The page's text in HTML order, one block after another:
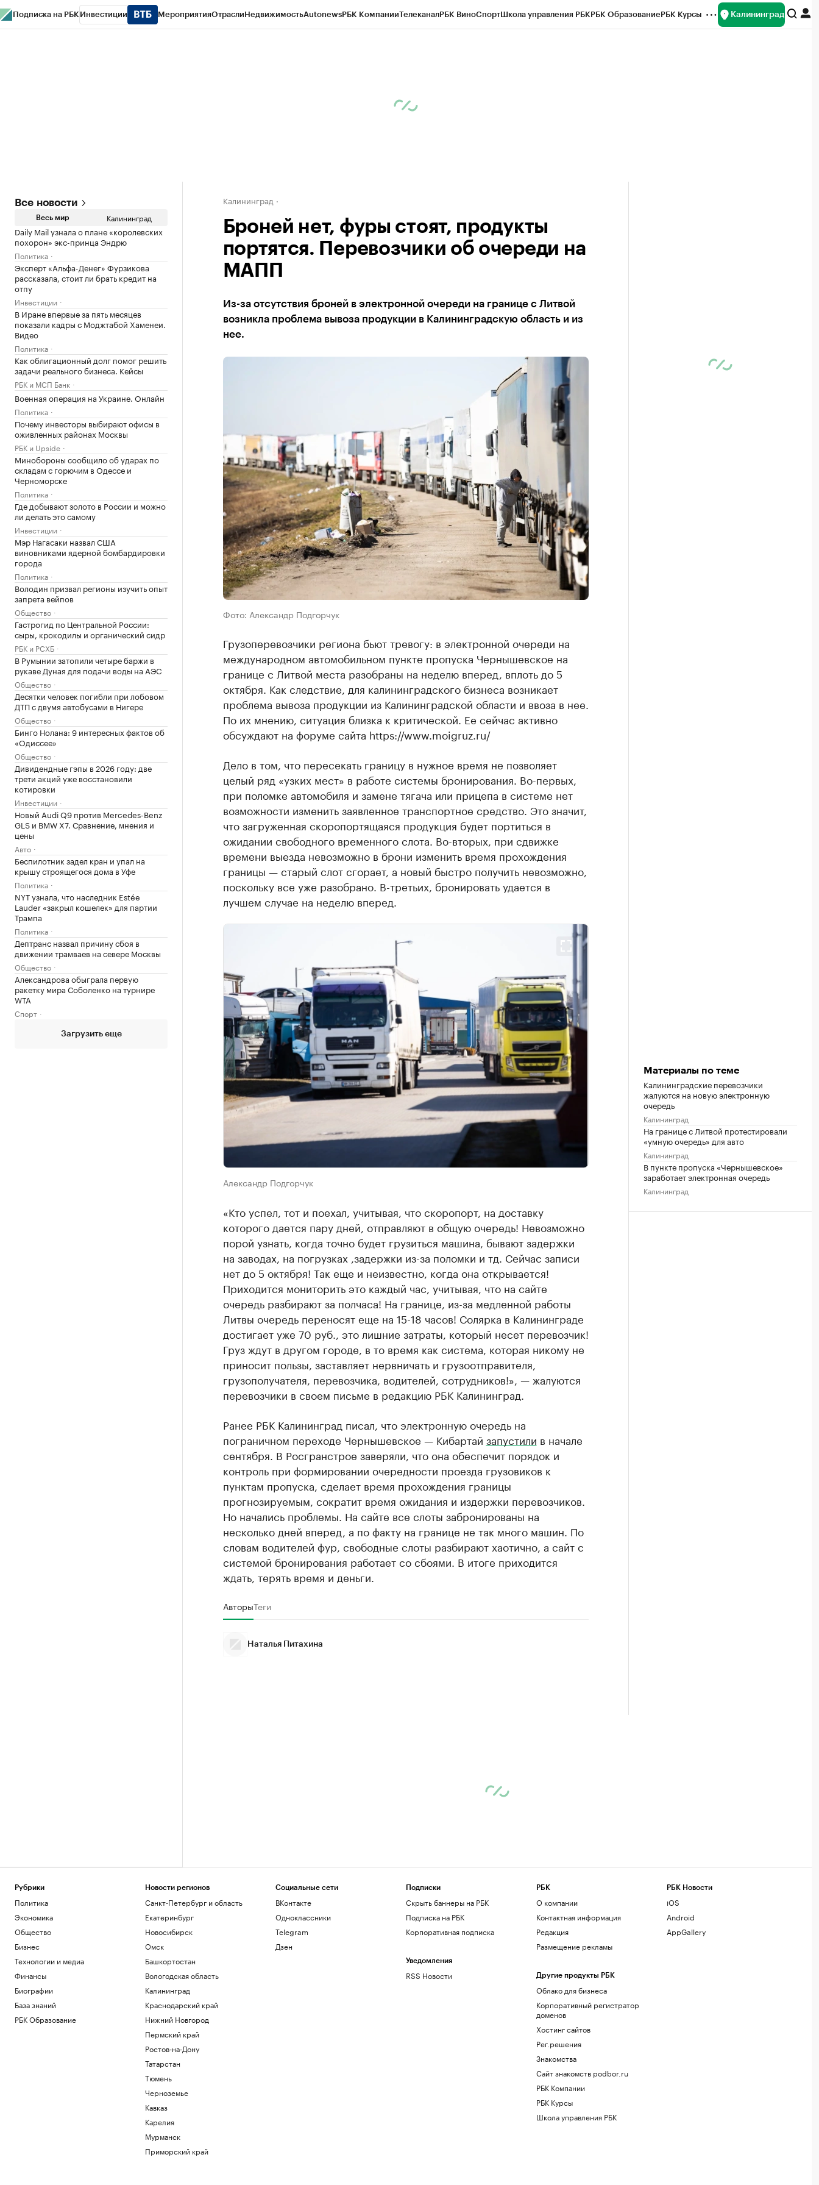
Подписка на РБК Инвестиции МероприятияОтраслиНедвижимостьAutonewsРБК КомпанииТелеканалРБК ВиноСпортШкола управления РБКРБК ОбразованиеРБК Курсы Калининград
Все новости
Весь мир Калининград
Daily Mail узнала о плане «королевских
похорон» экс-принца Эндрю
Политика
Эксперт «Альфа-Денег» Фурзикова
рассказала, стоит ли брать кредит на
отпу
Инвестиции
В Иране впервые за пять месяцев
показали кадры с Моджтабой Хаменеи.
Видео
Политика
Как облигационный долг помог решить
задачи реального бизнеса. Кейсы
РБК и МСП Банк
Военная операция на Украине. Онлайн
Политика
Почему инвесторы выбирают офисы в
оживленных районах Москвы
РБК и Upside
Минобороны сообщило об ударах по
складам с горючим в Одессе и
Черноморске
Политика
Где добывают золото в России и можно
ли делать это самому
Инвестиции
Мэр Нагасаки назвал США
виновниками ядерной бомбардировки
города
Политика
Володин призвал регионы изучить опыт
запрета вейпов
Общество
Гастрогид по Центральной России:
сыры, крокодилы и органический сидр
РБК и РСХБ
В Румынии затопили четыре баржи в
рукаве Дуная для подачи воды на АЭС
Общество
Десятки человек погибли при лобовом
ДТП с двумя автобусами в Нигере
Общество
Бинго Нолана: 9 интересных фактов об
«Одиссее»
Общество
Дивидендные гэпы в 2026 году: две
трети акций уже восстановили
котировки
Инвестиции
Новый Audi Q9 против Mercedes-Benz
GLS и BMW X7. Сравнение, мнения и
цены
Авто
Беспилотник задел кран и упал на
крышу строящегося дома в Уфе
Политика
NYT узнала, что наследник Estée
Lauder «закрыл кошелек» для партии
Трампа
Политика
Дептранс назвал причину сбоя в
движении трамваев на севере Москвы
Общество
Александрова обыграла первую
ракетку мира Соболенко на турнире
WTA
Спорт
Загрузить еще
Калининград
Броней нет, фуры стоят, продукты
портятся. Перевозчики об очереди на
МАПП
Из-за отсутствия броней в электронной очереди на границе с Литвой
возникла проблема вывоза продукции в Калининградскую область и из
нее.
Фото: Александр Подгорчук
Грузоперевозчики региона бьют тревогу: в электронной очереди на
международном автомобильном пункте пропуска Чернышевское на
границе с Литвой места разобраны на неделю вперед, вплоть до 5
октября. Как следствие, для калининградского бизнеса возникает
проблема вывоза продукции из Калининградской области и ввоза в нее.
По их мнению, ситуация близка к критической. Ее сейчас активно
обсуждают на форуме сайта https://www.moigruz.ru/
Дело в том, что пересекать границу в нужное время не позволяет
целый ряд «узких мест» в работе системы бронирования. Во-первых,
при поломке автомобиля и замене тягача или прицепа в системе нет
возможности изменить заявленное транспортное средство. Это значит,
что загруженная скоропортящаяся продукция будет портиться в
ожидании свободного временного слота. Во-вторых, при сдвижке
времени выезда невозможно в брони изменить время прохождения
границы — старый слот сгорает, а новый быстро получить невозможно,
поскольку все уже разобрано. В-третьих, бронировать удается в
лучшем случае на неделю вперед.
Александр Подгорчук
«Кто успел, тот и поехал, учитывая, что скоропорт, на доставку
которого дается пару дней, отправляют в общую очередь! Невозможно
порой узнать, когда точно будет грузиться машина, бывают задержки
на заводах, на погрузках ,задержки из-за поломки и тд. Сейчас записи
нет до 5 октября! Так еще и неизвестно, когда она открывается!
Приходится мониторить это каждый час, учитывая, что на сайте
очередь разбирают за полчаса! На границе, из-за медленной работы
Литвы очередь переносят еще на 15-18 часов! Солярка в Калининграде
достигает уже 70 руб., это лишние затраты, который несет перевозчик!
Груз ждут в другом городе, в то время как система, которая никому не
приносит пользы, заставляет нервничать и грузоотправителя,
грузополучателя, перевозчика, водителей, сотрудников!», — жалуются
перевозчики в своем письме в редакцию РБК Калининград.
Ранее РБК Калининград писал, что электронную очередь на
пограничном переходе Чернышевское — Кибартай запустили в начале
сентября. В Росгранстрое заверяли, что она обеспечит порядок и
контроль при формировании очередности проезда грузовиков к
пунктам пропуска, сделает время прохождения границы
прогнозируемым, сократит время ожидания и издержки перевозчиков.
Но начались проблемы. На сайте все слоты забронированы на
несколько дней вперед, а по факту на границе не так много машин. По
словам водителей фур, свободные слоты разбирают хаотично, а сайт с
системой бронирования работает со сбоями. В итоге приходится
ждать, терять время и деньги.
АвторыТеги
Наталья Питахина
Материалы по теме
Калининградские перевозчики
жалуются на новую электронную
очередь
Калининград
На границе с Литвой протестировали
«умную очередь» для авто
Калининград
В пункте пропуска «Чернышевское»
заработает электронная очередь
Калининград
Рубрики
Политика
Экономика
Общество
Бизнес
Технологии и медиа
Финансы
Биографии
База знаний
РБК Образование
Новости регионов
Санкт-Петербург и область
Екатеринбург
Новосибирск
Омск
Башкортостан
Вологодская область
Калининград
Краснодарский край
Нижний Новгород
Пермский край
Ростов-на-Дону
Татарстан
Тюмень
Черноземье
Кавказ
Карелия
Мурманск
Приморский край
Социальные сети
ВКонтакте
Одноклассники
Telegram
Дзен
Подписки
Скрыть баннеры на РБК
Подписка на РБК
Корпоративная подписка
Уведомления
RSS Новости
РБК
О компании
Контактная информация
Редакция
Размещение рекламы
Другие продукты РБК
Облако для бизнеса
Корпоративный регистратор
доменов
Хостинг сайтов
Рег.решения
Знакомства
Сайт знакомств podbor.ru
РБК Компании
РБК Курсы
Школа управления РБК
РБК Новости
iOS
Android
AppGallery